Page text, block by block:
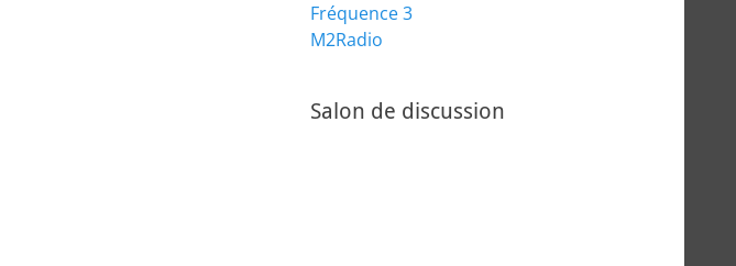
Fréquence 3
M2Radio
Salon de discussion